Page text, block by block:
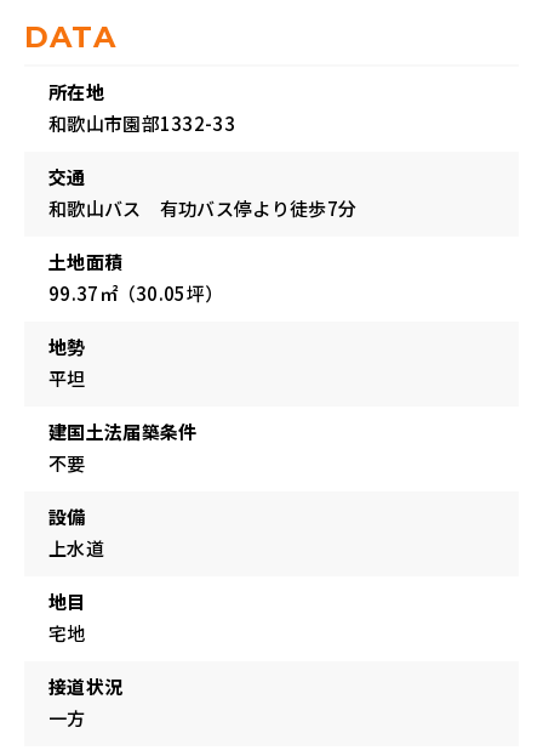
DATA
所在地
和歌山市園部1332-33
交通
和歌山バス 有功バス停より徒歩7分
土地面積
99.37㎡（30.05坪）
地勢
平坦
建国土法届築条件
不要
設備
上水道
地目
宅地
接道状況
一方